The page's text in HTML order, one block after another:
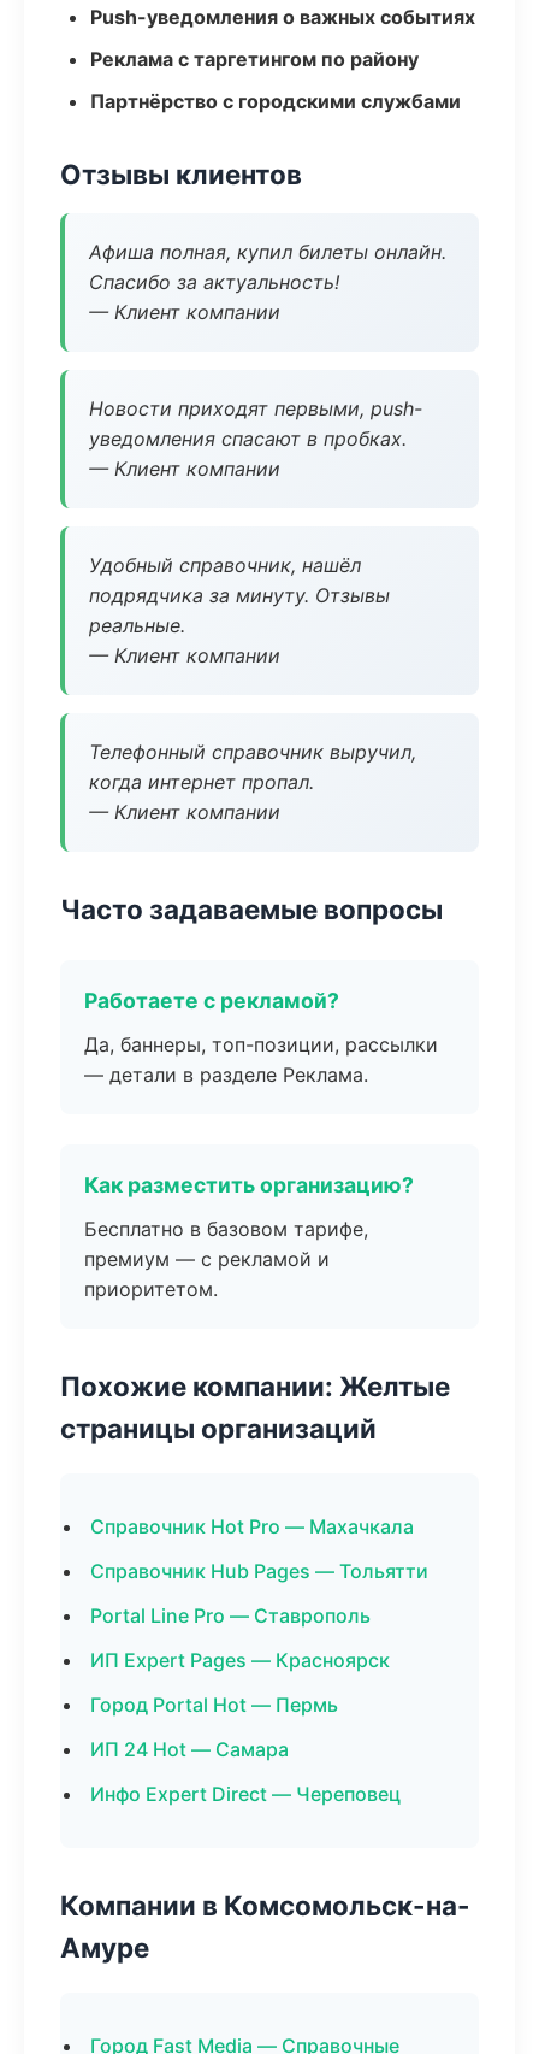
Push-уведомления о важных событиях
Реклама с таргетингом по району
Партнёрство с городскими службами
Отзывы клиентов
Афиша полная, купил билеты онлайн.
Спасибо за актуальность!
— Клиент компании
Новости приходят первыми, push-
уведомления спасают в пробках.
— Клиент компании
Удобный справочник, нашёл
подрядчика за минуту. Отзывы
реальные.
— Клиент компании
Телефонный справочник выручил,
когда интернет пропал.
— Клиент компании
Часто задаваемые вопросы
Работаете с рекламой?
Да, баннеры, топ-позиции, рассылки
— детали в разделе Реклама.
Как разместить организацию?
Бесплатно в базовом тарифе,
премиум — с рекламой и
приоритетом.
Похожие компании: Желтые
страницы организаций
Справочник Hot Pro — Махачкала
Справочник Hub Pages — Тольятти
Portal Line Pro — Ставрополь
ИП Expert Pages — Красноярск
Город Portal Hot — Пермь
ИП 24 Hot — Самара
Инфо Expert Direct — Череповец
Компании в Комсомольск-на-
Амуре
Город Fast Media — Справочные